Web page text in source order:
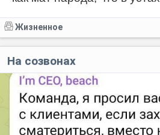
Жизненное
На созвонах